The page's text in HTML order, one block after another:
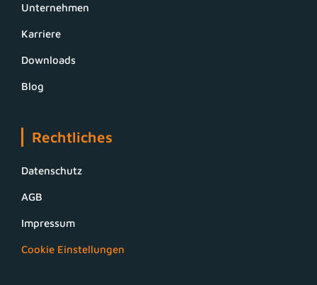
Unternehmen
Karriere
Downloads
Blog
Rechtliches
Datenschutz
AGB
Impressum
Cookie Einstellungen